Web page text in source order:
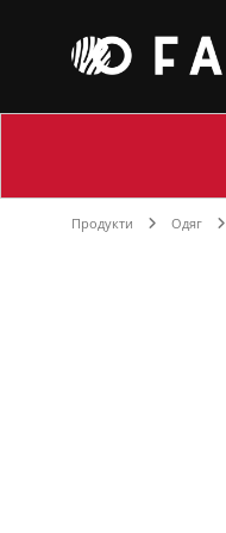
Продукти Одяг